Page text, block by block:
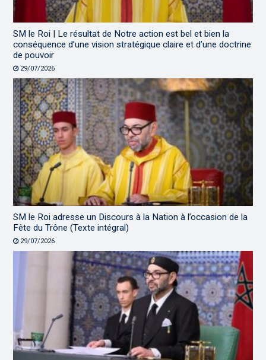
SM le Roi | Le résultat de Notre action est bel et bien la
conséquence d’une vision stratégique claire et d’une doctrine
de pouvoir
29/07/2026
SM le Roi adresse un Discours à la Nation à l’occasion de la
Fête du Trône (Texte intégral)
29/07/2026